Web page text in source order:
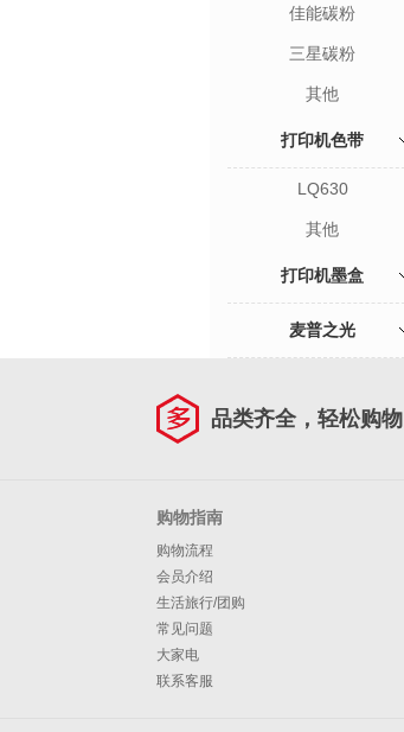
佳能碳粉
三星碳粉
其他
打印机色带
LQ630
其他
打印机墨盒
麦普之光
品类齐全，轻松购物
购物指南
购物流程
会员介绍
生活旅行/团购
常见问题
大家电
联系客服